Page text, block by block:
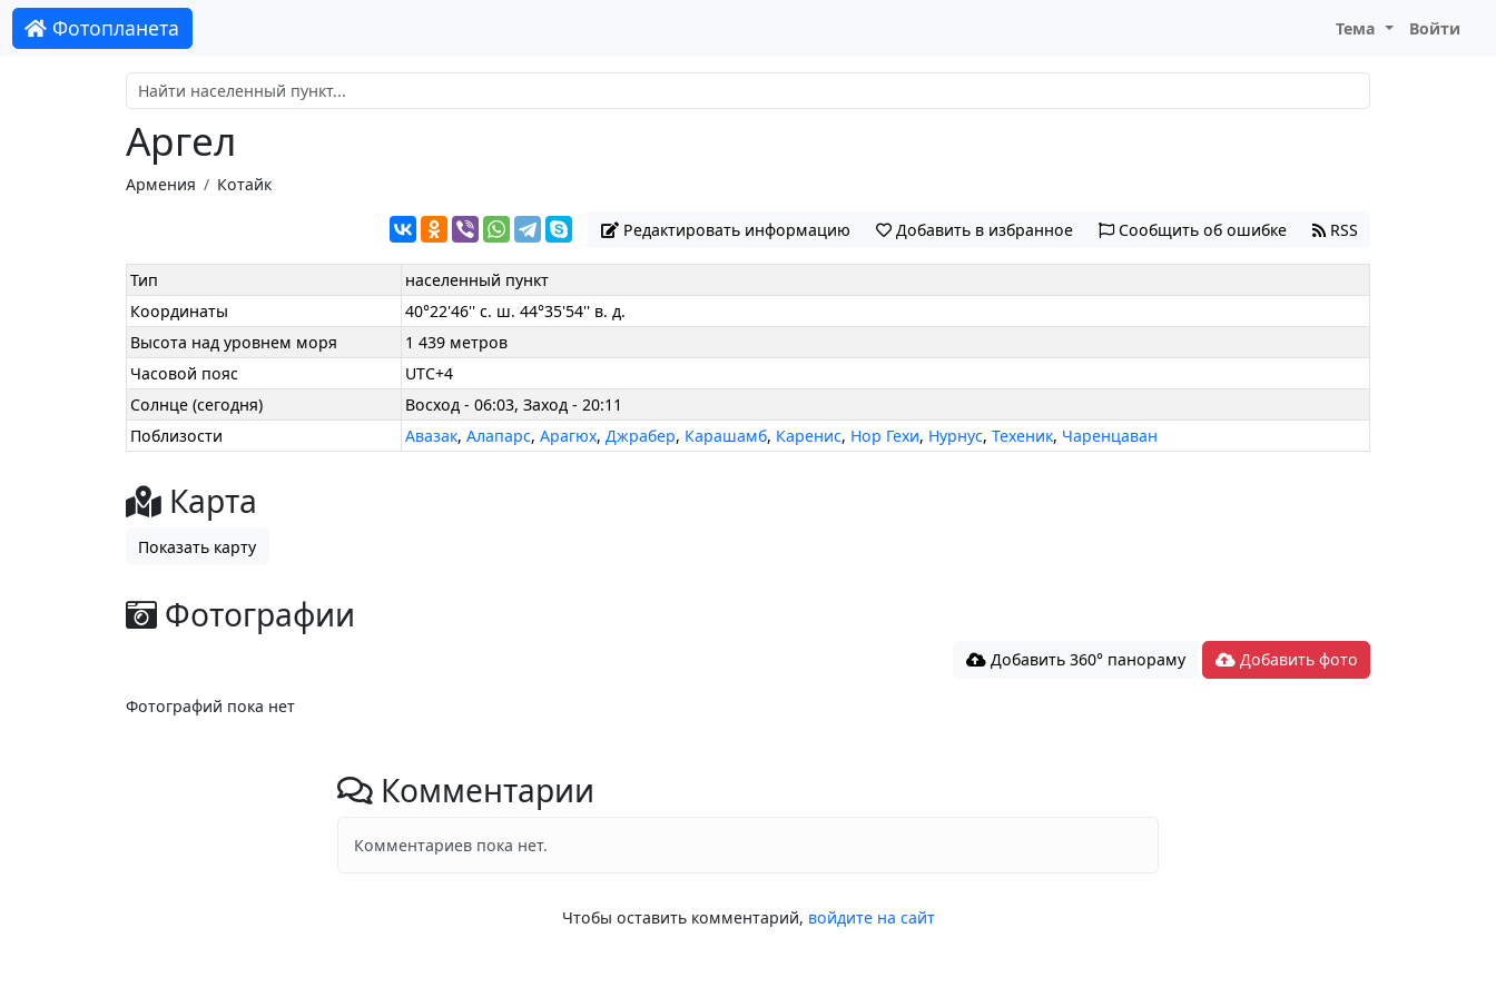
Фотопланета Тема Войти
Аргел
Армения Котайк
Редактировать информацию Добавить в избранное Сообщить об ошибке RSS
Тип
населенный пункт
Координаты
40°22'46'' с. ш. 44°35'54'' в. д.
Высота над уровнем моря
1 439 метров
Часовой пояс
UTC+4
Солнце (сегодня)
Восход - 06:03, Заход - 20:11
Поблизости
Авазак,Алапарс,Арагюх,Джрабер, Карашамб, Каренис, Нор Гехи, Нурнус,Техеник, Чаренцаван
Карта
Показать карту
Фотографии
Добавить 360° панораму Добавить фото
Фотографий пока нет
Комментарии
Комментариев пока нет.
Чтобы оставить комментарий, войдите на сайт